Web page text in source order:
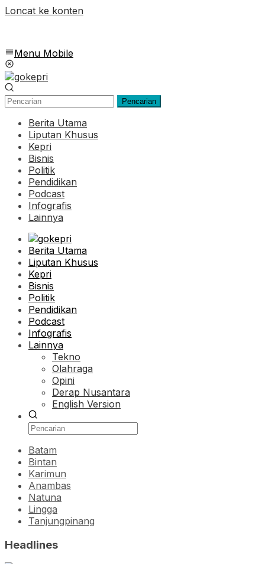
Loncat ke konten
Menu Mobile
Pencarian
Berita Utama
Liputan Khusus
Kepri
Bisnis
Politik
Pendidikan
Podcast
Infografis
Lainnya
Berita Utama
Liputan Khusus
Kepri
Bisnis
Politik
Pendidikan
Podcast
Infografis
Lainnya
Tekno
Olahraga
Opini
Derap Nusantara
English Version
Batam
Bintan
Karimun
Anambas
Natuna
Lingga
Tanjungpinang
Headlines